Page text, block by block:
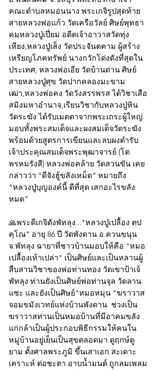
คณะตำบลหมอนนาง พระเกจิรูปสุดท้าย
สายหลวงพ่อแก้ว วัดเครือวัลย์ ศิษย์พุทธา
คมหลวงปู่เปี่ยม อดีตเจ้าอาวาสวัดทุ่ง
เหียง,หลวงปู่เส็ง วัดประจันตคาม ผู้สร้าง
เหรียญโภคทรัพย์ นางกวักโด่งดังที่สุดใน
ประเทศ, หลวงพ่อเอีย วัดบ้านด่าน ศิษย์
สายหลวงปู่ศุข วัดปากคลองมะขาม
เฒ่า,หลวงพ่อคง วัดวังสรรพรส ได้วิชาเสือ
สมิงมหาอำนาจ,เรียนวิชากับหลวงปู่หิน
วัดระฆัง ได้รับเมตตาจากพระเถระผู้ใหญ่
มอบทั้งพระสมเด็จและผงสมเด็จวัดระฆัง
พร้อมด้วยสูตรการเขียนและลบผงตำรับ
เจ้าประคุณสมเด็จพระพุฒาจารย์ (โต
พรหมรังสี) หลวงพ่อคล้าย วัดสวนขัน เคย
กล่าวว่า “ดีจังฮู้ขลังเหม็ด” หมายถึง
“หลวงปู่บุญองค์นี้ ดีที่สุด เสกอะไรขลัง
หมด”
🙏พระดีเกจิดังพัทลุง..."หลวงปู่เปลื้อง ตป
คุโณ” อายุ 86 ปี วัดพังดาน อ.ควนขนุน
จ.พัทลุง ฉายาที่ชาวบ้านมอบให้คือ "หมอ
เปลื้องเท้าเปล่า" เป็นศิษย์และเป็นหลานผู้
สืบสานวิชาของพ่อท่านทอง วัดเขาป้าเจ้
พัทลุง ท่านยังเป็นศิษย์พ่อท่านจุล วัดลาน
แซะ และยังเป็นศิษย์"หมอหมุน "ฆราวาส
จอมขมังเวทย์แห่งบ้านพังดาน  ช่วงเป็น
ฆราวาสท่านเป็นหมอบ้านที่มีอาคมขลัง
แก่กล้าเป็นผู้ประกอบพิธีกรรมให้คนใน
หมู่บ้านอยู่เย็นเป็นสุขตลอดมา ดูฤกษ์ดู
ยาม ตั้งศาลพระภูมิ ขึ้นเสาเอก สะเดาะ
เคราะห์ ต่อชะตา อาบน้ำมนต์ ถูกลมเพลม